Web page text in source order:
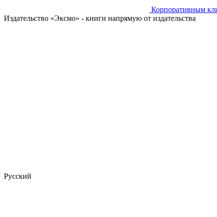
Корпоративным
Издательство «Эксмо» - книги напрямую от издательства
Русский